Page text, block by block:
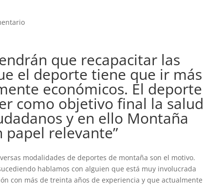
que recapacitar las
el deporte tiene que ir más
económicos. El deporte
como objetivo final la salud
y en ello Montaña
papel relevante”
modalidades de deportes de montaña son el motivo.
hablamos con alguien que está muy involucrada
con más de treinta años de experiencia y que actualmente